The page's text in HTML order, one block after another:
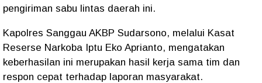
pengiriman sabu lintas daerah ini.
Kapolres Sanggau AKBP Sudarsono, melalui Kasat
Reserse Narkoba Iptu Eko Aprianto, mengatakan
keberhasilan ini merupakan hasil kerja sama tim dan
respon cepat terhadap laporan masyarakat.